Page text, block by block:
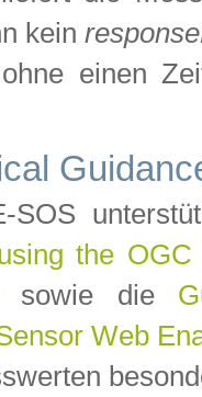
kein
einen
SOS
the
sowie die
Web